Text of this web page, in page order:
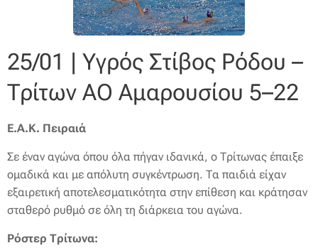
25/01 | Υγρός Στίβος Ρόδου –
Τρίτων ΑΟ Αμαρουσίου 5–22
Ε.Α.Κ. Πειραιά
Σε έναν αγώνα όπου όλα πήγαν ιδανικά, ο Τρίτωνας έπαιξε
ομαδικά και με απόλυτη συγκέντρωση. Τα παιδιά είχαν
εξαιρετική αποτελεσματικότητα στην επίθεση και κράτησαν
σταθερό ρυθμό σε όλη τη διάρκεια του αγώνα.
Ρόστερ Τρίτωνα: